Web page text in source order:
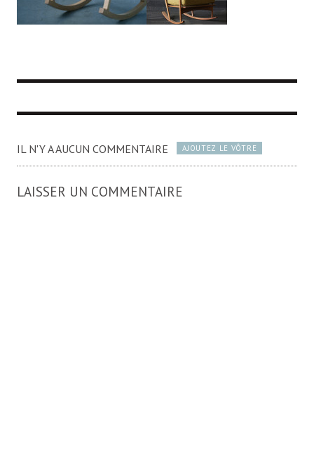
IL N'Y A AUCUN COMMENTAIRE AJOUTEZ LE VÔTRE
LAISSER UN COMMENTAIRE